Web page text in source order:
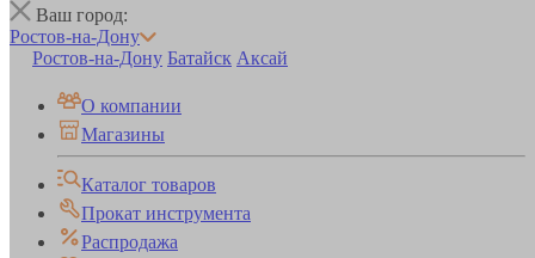
Ваш город:
Ростов-на-Дону
Ростов-на-Дону Батайск Аксай
О компании
Магазины
Каталог товаров
Прокат инструмента
Распродажа